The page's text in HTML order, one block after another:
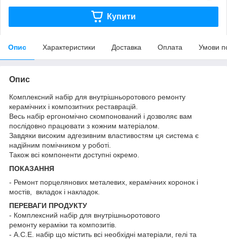
Купити
Опис Характеристики Доставка Оплата Умови
Опис
Комплексний набір для внутрішньоротового ремонту
керамічних і композитних реставрацій.
Весь набір ергономічно скомпонований і дозволяє вам
послідовно працювати з кожним матеріалом.
Завдяки високим адгезивним властивостям ця система є
надійним помічником у роботі.
Також всі компоненти доступні окремо.
ПОКАЗАННЯ
- Ремонт порцелянових металевих, керамічних коронок і
мостів, вкладок і накладок.
ПЕРЕВАГИ ПРОДУКТУ
- Комплексний набір для внутрішньоротового
ремонту кераміки та композитів.
- A.C.E. набір що містить всі необхідні матеріали, гелі та